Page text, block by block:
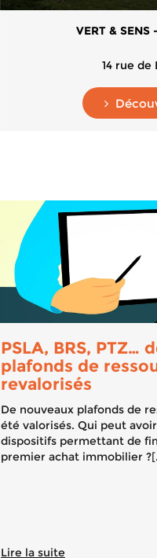
VERT & SENS
14 rue de
PSLA, BRS, PTZ…
plafonds de
revalorisés
De nouveaux plafonds de
été valorisés. Qui peut
dispositifs permettant de
premier achat immobilier
Lire la suite